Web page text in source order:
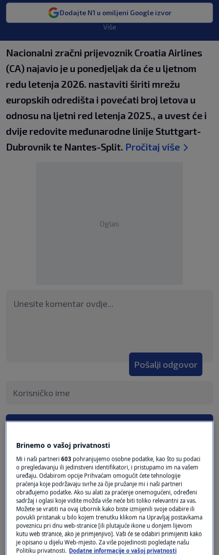
Dodajte N1 u omiljeni Google izvor
Više
Nacionalni zračni prijevoznik Croatia Airlines
(CA) najavio je u ponedjeljak da će u ljetnom
redu letenja 2026. nastaviti širiti mrežu
europskih odredišta i povećati broj letova u
odnosu na ljetni red letenja 2025., a uvest će i
dvije redovite međunarodne linije Stuttgart-
Dubrovnik te Nantes-Split. Pročitaj više
Oglas
Pošalji odgovor
Pošalji
Oglas
Brinemo o vašoj privatnosti
Mi i naši partneri603 pohranjujemo osobne podatke, kao što su podaci
o pregledavanju ili jedinstveni identifikatori, i pristupamo im na vašem
uređaju. Odabirom opcije Prihvaćam omogućit ćete tehnologije
praćenja koje podržavaju svrhe za čije pružanje mi i naši partneri
obrađujemo podatke. Ako su alati za praćenje onemogućeni, određeni
sadržaj i oglasi koje vidite možda više neće biti toliko relevantni za vas.
Možete se vratiti na ovaj izbornik kako biste izmijenili svoje odabire ili
povukli pristanak u bilo kojem trenutku klikom na Upravljaj postavkama
poveznicu pri dnu web-stranice [ili plutajuće ikone u donjem lijevom
kutu web stranice, ako je primjenjivo]. Vaši će se odabiri primijeniti kako
je opisano u dijelu Web-mjesto. Za više pojedinosti pogledajte našu
Politiku privatnosti. Dodatne informacije o vašoj privatnosti